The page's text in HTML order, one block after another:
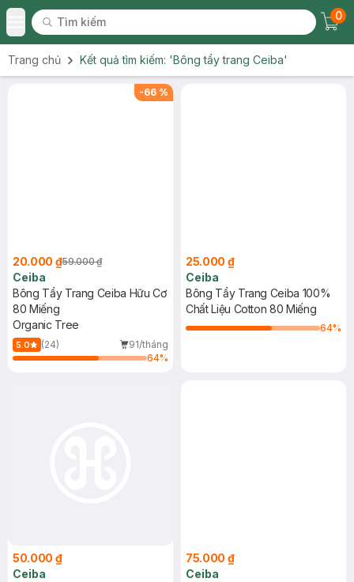
Toggle Menu
Tìm kiếm
Tìm kiếm
0
Trang chủ Kết quả tìm kiếm: 'Bông tẩy trang Ceiba'
-66 %
20.000 ₫59.000 ₫
Ceiba
Bông Tẩy Trang Ceiba Hữu Cơ
80 Miếng
Organic Tree
5.0 (24)
91/tháng
64%
25.000 ₫
Ceiba
Bông Tẩy Trang Ceiba 100%
Chất Liệu Cotton 80 Miếng
64%
50.000 ₫
Ceiba
75.000 ₫
Ceiba